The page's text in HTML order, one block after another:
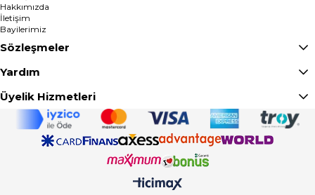
Hakkımızda
İletişim
Bayilerimiz
Sözleşmeler
Yardım
Üyelik Hizmetleri